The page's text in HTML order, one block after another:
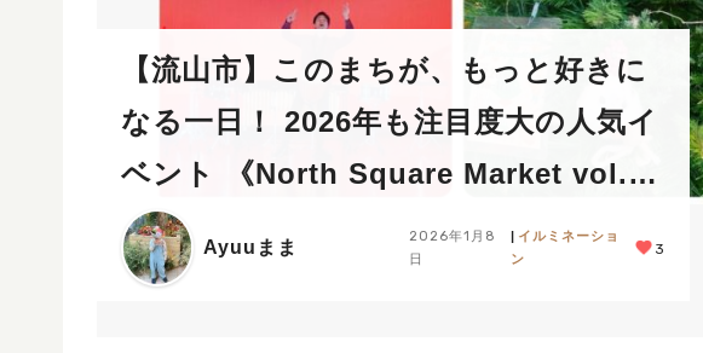
【流山市】このまちが、もっと好きに
なる一日！ 2026年も注目度大の人気イ
ベント 《North Square Market vol.32
クリスマスパーク 2025》開催レポー
ト！
Ayuuまま
2026年1月8
日
イルミネーショ
ン
3